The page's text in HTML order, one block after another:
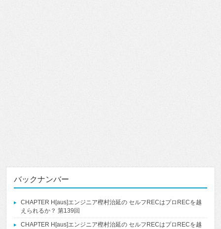
バックナンバー
CHAPTER H[aus]エンジニア樫村治延の セルフRECはプロRECを越
えられるか？ 第139回
CHAPTER H[aus]エンジニア樫村治延の セルフRECはプロRECを越